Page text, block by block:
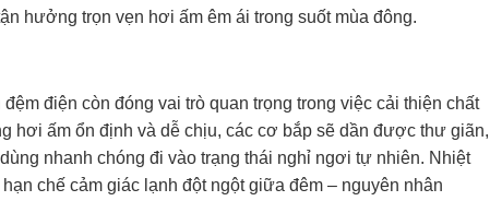
hưởng trọn vẹn hơi ấm êm ái trong suốt mùa đông.
điện còn đóng vai trò quan trọng trong việc cải thiện chất
hơi ấm ổn định và dễ chịu, các cơ bắp sẽ dần được thư giãn,
nhanh chóng đi vào trạng thái nghỉ ngơi tự nhiên. Nhiệt
chế cảm giác lạnh đột ngột giữa đêm – nguyên nhân